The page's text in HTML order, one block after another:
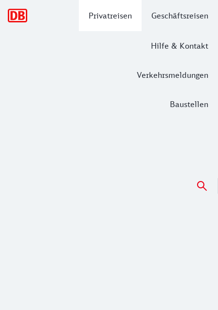
Privatreisen Geschäftsreisen
Hilfe & Kontakt
Verkehrsmeldungen
Baustellen